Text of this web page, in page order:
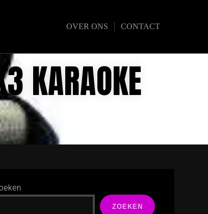
OVER ONS CONTACT
KARAOKE
ZOEKEN